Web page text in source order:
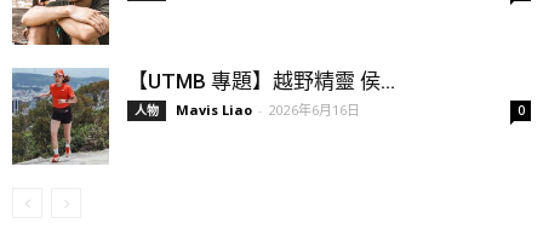
【UTMB 專題】越野精靈 侯...
人物 Mavis Liao - 2026年6月16日 0